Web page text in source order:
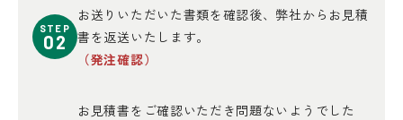
STEP
02
お送りいただいた書類を確認後、弊社からお見積
書を返送いたします。
（発注確認）
お見積書をご確認いただき問題ないようでした